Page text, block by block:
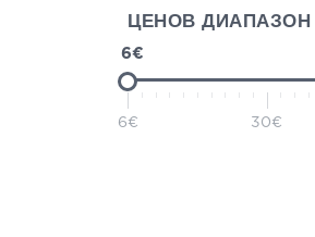
Dottor Ciccarelli (1)
Frezyderm
(1)
(1)
ЦЕНОВ ДИАПАЗОН
6€
6€ 30€